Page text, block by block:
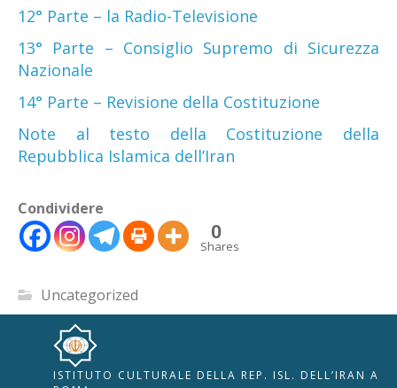
12° Parte – la Radio-Televisione
13° Parte – Consiglio Supremo di Sicurezza
Nazionale
14° Parte – Revisione della Costituzione
Note al testo della Costituzione della
Repubblica Islamica dell’Iran
Condividere
0
Shares
Uncategorized
ISTITUTO CULTURALE DELLA REP. ISL. DELL’IRAN A